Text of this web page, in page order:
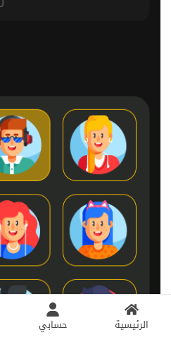
الرئيسية حسابي